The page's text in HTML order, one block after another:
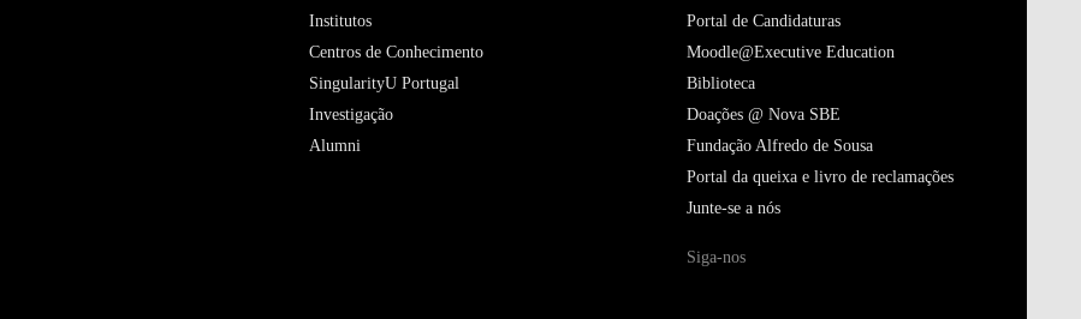
Institutos
Centros de Conhecimento
SingularityU Portugal
Investigação
Alumni
Portal de Candidaturas
Moodle@Executive Education
Biblioteca
Doações @ Nova SBE
Fundação Alfredo de Sousa
Portal da queixa e livro de reclamações
Junte-se a nós
Siga-nos